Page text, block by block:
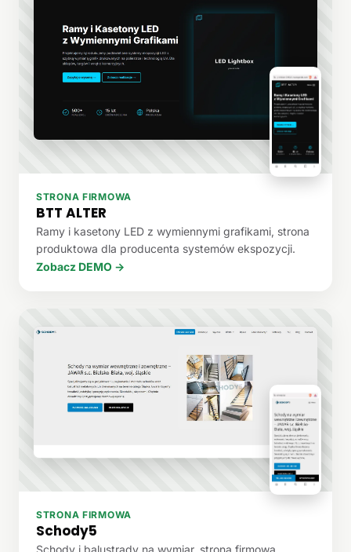
STRONA FIRMOWA
BTT ALTER
Ramy i kasetony LED z wymiennymi grafikami, strona
produktowa dla producenta systemów ekspozycji.
Zobacz DEMO →
STRONA FIRMOWA
Schody5